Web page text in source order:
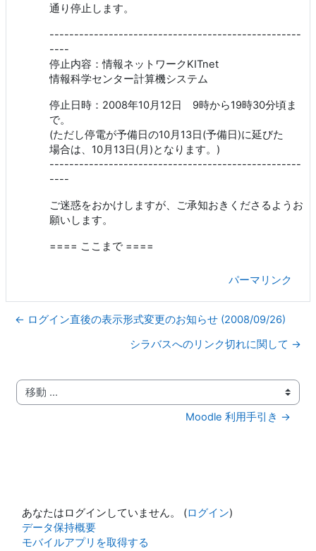
通り停止します。
---------------------------------------------------
----
停止内容：情報ネットワークKITnet
情報科学センター計算機システム
停止日時：2008年10月12日 9時から19時30分頃ま
で。
(ただし停電が予備日の10月13日(予備日)に延びた
場合は、10月13日(月)となります。)
---------------------------------------------------
----
ご迷惑をおかけしますが、ご承知おきくださるようお
願いします。
==== ここまで ====
パーマリンク
← ログイン直後の表示形式変更のお知らせ (2008/09/26)
シラバスへのリンク切れに関して →
移動 ...
Moodle 利用手引き →
あなたはログインしていません。 (ログイン)
データ保持概要
モバイルアプリを取得する